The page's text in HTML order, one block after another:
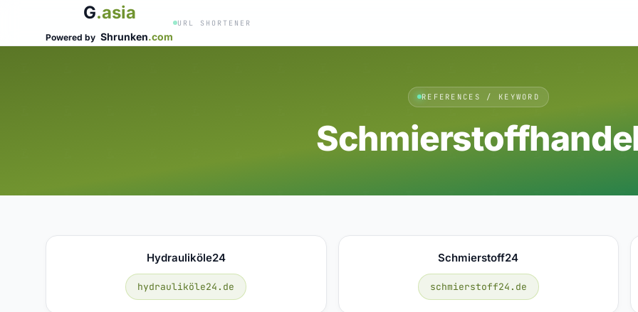
G.asia
Powered by Shrunken.com
URL SHORTENER
REFERENCES / KEYWORD
Hydrauliköle24
hydrauliköle24.de
Schmierstoff24
schmierstoff24.de